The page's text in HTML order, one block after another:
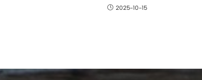
2025-10-15